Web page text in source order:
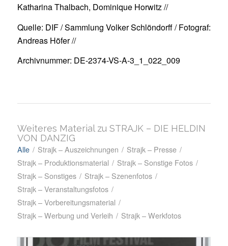
Katharina Thalbach, Dominique Horwitz //
Quelle: DIF / Sammlung Volker Schlöndorff / Fotograf:
Andreas Höfer //
Archivnummer: DE-2374-VS-A-3_1_022_009
Weiteres Material zu STRAJK – DIE HELDIN
VON DANZIG
Alle / Strajk – Auszeichnungen / Strajk – Presse /
Strajk – Produktionsmaterial / Strajk – Sonstige Fotos /
Strajk – Sonstiges / Strajk – Szenenfotos /
Strajk – Veranstaltungsfotos /
Strajk – Vorbereitungsmaterial /
Strajk – Werbung und Verleih / Strajk – Werkfotos